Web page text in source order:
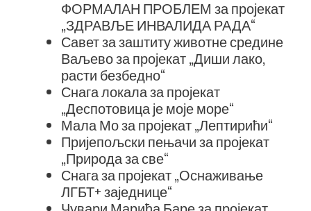
ФОРМАЛАН ПРОБЛЕМ за пројекат
„ЗДРАВЉЕ ИНВАЛИДА РАДА“
Савет за заштиту животне средине
Ваљево за пројекат „Диши лако,
расти безбедно“
Снага локала за пројекат
„Деспотовица је моје море“
Мала Мо за пројекат „Лептирићи“
Пријепољски пењачи за пројекат
„Природа за све“
Снага за пројекат „Оснаживање
ЛГБТ+ заједнице“